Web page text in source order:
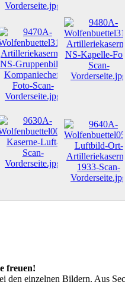
freuen!
den einzelnen Bildern. Aus